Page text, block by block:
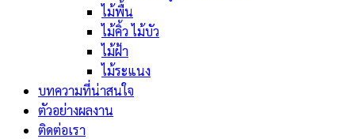
ไม้พื้น
ไม้คิ้ว ไม้บัว
ไม้ฝ้า
ไม้ระแนง
บทความที่น่าสนใจ
ตัวอย่างผลงาน
ติดต่อเรา